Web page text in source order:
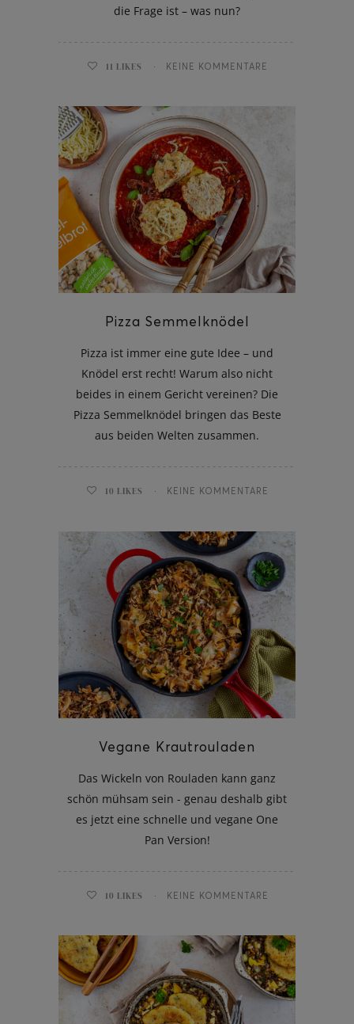
die Frage ist – was nun?
11 LIKES KEINE KOMMENTARE
Pizza Semmelknödel
Pizza ist immer eine gute Idee – und
Knödel erst recht! Warum also nicht
beides in einem Gericht vereinen? Die
Pizza Semmelknödel bringen das Beste
aus beiden Welten zusammen.
10 LIKES KEINE KOMMENTARE
Vegane Krautrouladen
Das Wickeln von Rouladen kann ganz
schön mühsam sein - genau deshalb gibt
es jetzt eine schnelle und vegane One
Pan Version!
10 LIKES KEINE KOMMENTARE